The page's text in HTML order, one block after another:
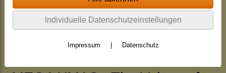
Individuelle Datenschutzeinstellungen
Impressum Datenschutz